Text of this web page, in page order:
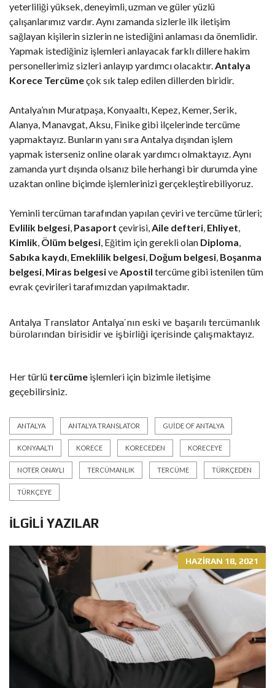
yeterliliği yüksek, deneyimli, uzman ve güler yüzlü
çalışanlarımız vardır. Aynı zamanda sizlerle ilk iletişim
sağlayan kişilerin sizlerin ne istediğini anlaması da önemlidir.
Yapmak istediğiniz işlemleri anlayacak farklı dillere hakim
personellerimiz sizleri anlayıp yardımcı olacaktır.Antalya
Korece Tercümeçok sık talep edilen dillerden biridir.
Antalya’nın Muratpaşa, Konyaaltı, Kepez, Kemer, Serik,
Alanya, Manavgat, Aksu, Finike gibi ilçelerinde tercüme
yapmaktayız. Bunların yanı sıra Antalya dışından işlem
yapmak isterseniz online olarak yardımcı olmaktayız. Aynı
zamanda yurt dışında olsanız bile herhangi bir durumda yine
uzaktan online biçimde işlemlerinizi gerçekleştirebiliyoruz.
Yeminli tercüman tarafından yapılan çeviri ve tercüme türleri;
Evlilik belgesi, Pasaport çevirisi,Aile defteri, Ehliyet,
Kimlik, Ölüm belgesi, Eğitim için gerekli olan Diploma,
Sabıka kaydı, Emeklilik belgesi, Doğum belgesi, Boşanma
belgesi, Miras belgesiveApostil tercüme gibi istenilen tüm
evrak çevirileri tarafımızdan yapılmaktadır.
Antalya Translator Antalya’nın eski ve başarılı tercümanlık
bürolarından birisidir ve işbirliği içerisinde çalışmaktayız.
Her türlü tercüme işlemleri için bizimle iletişime
geçebilirsiniz.
ANTALYA ANTALYA TRANSLATOR GUIDE OF ANTALYA
KONYAALTI KORECE KORECEDEN KORECEYE
NOTER ONAYLI TERCÜMANLIK TERCÜME TÜRKÇEDEN
TÜRKÇEYE
İLGILI YAZILAR
HAZIRAN 18, 2021